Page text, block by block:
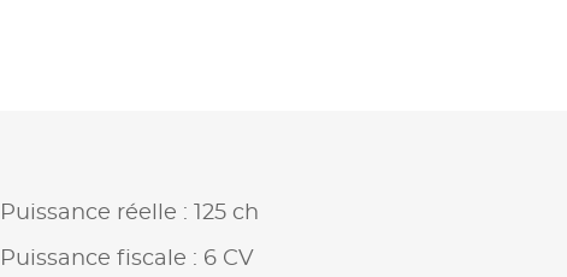
Puissance réelle : 125 ch
Puissance fiscale : 6 CV